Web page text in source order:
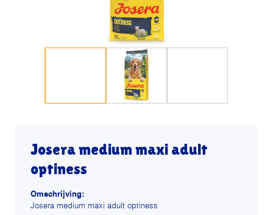
Josera medium maxi adult
optiness
Omschrijving:
Josera medium maxi adult optiness